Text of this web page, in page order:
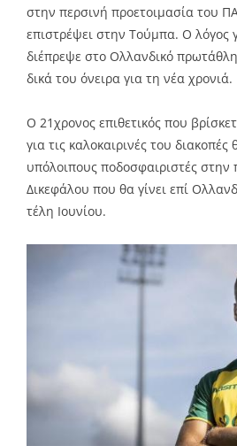
στην περσινή προετοιμασία του
επιστρέψει στην Τούμπα. Ο λόγος
διέπρεψε στο Ολλανδικό
δικά του όνειρα για τη νέα χρονιά.
Ο 21χρονος επιθετικός που
για τις καλοκαιρινές του διακοπές
υπόλοιπους ποδοσφαιριστές στην
Δικεφάλου που θα γίνει επί
τέλη Ιουνίου.